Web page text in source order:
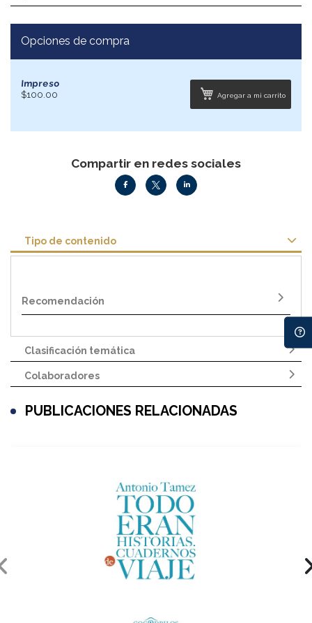
Opciones de compra
Impreso
$100.00
Agregar a mi carrito
Compartir en redes sociales
Tipo de contenido
Recomendación
Clasificación temática
Colaboradores
PUBLICACIONES RELACIONADAS